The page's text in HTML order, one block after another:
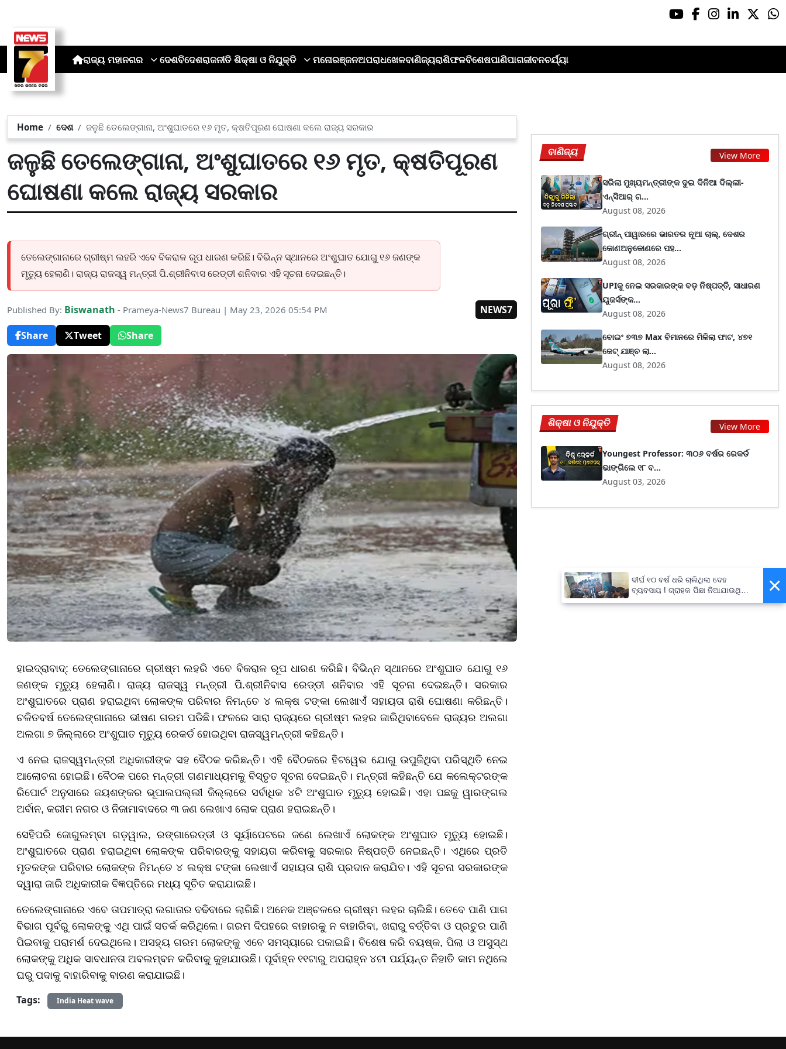
ରାଜ୍ୟ ମହାନଗର ଦେଶବିଦେଶରାଜନୀତି ଶିକ୍ଷା ଓ ନିଯୁକ୍ତି ମନୋରଞ୍ଜନଅପରାଧଖେଳବାଣିଜ୍ୟରାଶିଫଳବିଶେଷପାଣିପାଗଜୀବନଚର୍ଯ୍ୟା
Home ଦେଶ ଜଳୁଛି ତେଲେଙ୍ଗାନା, ଅଂଶୁଘାତରେ ୧୬ ମୃତ, କ୍ଷତିପୂରଣ ଘୋଷଣା କଲେ ରାଜ୍ୟ ସରକାର
ଜଳୁଛି ତେଲେଙ୍ଗାନା, ଅଂଶୁଘାତରେ ୧୬ ମୃତ, କ୍ଷତିପୂରଣ
ଘୋଷଣା କଲେ ରାଜ୍ୟ ସରକାର
ତେଲେଙ୍ଗାନାରେ ଗ୍ରୀଷ୍ମ ଲହରି ଏବେ ବିକରାଳ ରୂପ ଧାରଣ କରିଛି। ବିଭିନ୍ନ ସ୍ଥାନରେ ଅଂଶୁଘାତ ଯୋଗୁ ୧୬ ଜଣଙ୍କ
ମୃତ୍ୟୁ ହେଲାଣି। ରାଜ୍ୟ ରାଜସ୍ୱ ମନ୍ତ୍ରୀ ପି.ଶ୍ରୀନିବାସ ରେଡ୍ଡୀ ଶନିବାର ଏହି ସୂଚନା ଦେଇଛନ୍ତି।
Published By: Biswanath - Prameya-News7 Bureau | May 23, 2026 05:54 PM
NEWS7
Share
Tweet Share
ହାଇଦ୍ରାବାଦ୍: ତେଲେଙ୍ଗାନାରେ ଗ୍ରୀଷ୍ମ ଲହରି ଏବେ ବିକରାଳ ରୂପ ଧାରଣ କରିଛି। ବିଭିନ୍ନ ସ୍ଥାନରେ ଅଂଶୁଘାତ ଯୋଗୁ ୧୬
ଜଣଙ୍କ ମୃତ୍ୟୁ ହେଲାଣି। ରାଜ୍ୟ ରାଜସ୍ୱ ମନ୍ତ୍ରୀ ପି.ଶ୍ରୀନିବାସ ରେଡ୍ଡୀ ଶନିବାର ଏହି ସୂଚନା ଦେଇଛନ୍ତି। ସରକାର
ଅଂଶୁଘାତରେ ପ୍ରାଣ ହରାଇଥିବା ଲୋକଙ୍କ ପରିବାର ନିମନ୍ତେ ୪ ଲକ୍ଷ ଟଙ୍କା ଲେଖାଏଁ ସହାୟତା ରାଶି ଘୋଷଣା କରିଛନ୍ତି।
ଚଳିତବର୍ଷ ତେଲେଙ୍ଗାନାରେ ଭୀଷଣ ଗରମ ପଡିଛି। ଫଳରେ ସାରା ରାଜ୍ୟରେ ଗ୍ରୀଷ୍ମ ଲହର ଜାରିଥିବାବେଳେ ରାଜ୍ୟର ଅଲଗା
ଅଲଗା ୭ ଜିଲ୍ଲାରେ ଅଂଶୁଘାତ ମୃତ୍ୟୁ ରେକର୍ଡ ହୋଇଥିବା ରାଜସ୍ୱମନ୍ତ୍ରୀ କହିଛନ୍ତି।
ଏ ନେଇ ରାଜସ୍ୱମନ୍ତ୍ରୀ ଅଧିକାରୀଙ୍କ ସହ ବୈଠକ କରିଛନ୍ତି। ଏହି ବୈଠକରେ ହିଟୱେଭ ଯୋଗୁ ଉପୁଜିଥିବା ପରିସ୍ଥିତି ନେଇ
ଆଲୋଚନା ହୋଇଛି। ବୈଠକ ପରେ ମନ୍ତ୍ରୀ ଗଣମାଧ୍ୟମକୁ ବିସ୍ତୃତ ସୂଚନା ଦେଇଛନ୍ତି। ମନ୍ତ୍ରୀ କହିଛନ୍ତି ଯେ କଲେକ୍ଟରଙ୍କ
ରିପୋର୍ଟ ଅନୁସାରେ ଜୟଶଙ୍କର ଭୂପାଲପଲ୍ଲୀ ଜିଲ୍ଲାରେ ସର୍ବାଧିକ ୪ଟି ଅଂଶୁଘାତ ମୃତ୍ୟୁ ହୋଇଛି। ଏହା ପଛକୁ ୱାରଙ୍ଗଲ
ଅର୍ବାନ, କରୀମ ନଗର ଓ ନିଜାମାବାଦରେ ୩ ଜଣ ଲେଖାଏ ଲୋକ ପ୍ରାଣ ହରାଇଛନ୍ତି।
ସେହିପରି ଜୋଗୁଲମ୍ବା ଗଡ଼ୱାଲ, ରଙ୍ଗାରେଡ୍ଡୀ ଓ ସୂର୍ୟାପେଟରେ ଜଣେ ଲେଖାଏଁ ଲୋକଙ୍କ ଅଂଶୁଘାତ ମୃତ୍ୟୁ ହୋଇଛି।
ଅଂଶୁଘାତରେ ପ୍ରାଣ ହରାଇଥିବା ଲୋକଙ୍କ ପରିବାରଙ୍କୁ ସହାୟତା କରିବାକୁ ସରକାର ନିଷ୍ପତ୍ତି ନେଇଛନ୍ତି। ଏଥିରେ ପ୍ରତି
ମୃତକଙ୍କ ପରିବାର ଲୋକଙ୍କ ନିମନ୍ତେ ୪ ଲକ୍ଷ ଟଙ୍କା ଲେଖାଏଁ ସହାୟତା ରାଶି ପ୍ରଦାନ କରାଯିବ। ଏହି ସୂଚନା ସରକାରଙ୍କ
ଦ୍ୱାରା ଜାରି ଅଧିକାରୀକ ବିଜ୍ଞପ୍ତିରେ ମଧ୍ୟ ସୂଚିତ କରାଯାଇଛି।
ତେଲେଙ୍ଗାନାରେ ଏବେ ତାପମାତ୍ରା ଲଗାତାର ବଢିବାରେ ଲାଗିଛି। ଅନେକ ଅଞ୍ଚଳରେ ଗ୍ରୀଷ୍ମ ଲହର ଚାଲିଛି। ତେବେ ପାଣି ପାଗ
ବିଭାଗ ପୂର୍ବରୁ ଲୋକଙ୍କୁ ଏଥି ପାଇଁ ସତର୍କ କରିଥିଲେ। ଗରମ ଦିପହରେ ବାହାରକୁ ନ ବାହାରିବା, ଖରାରୁ ବର୍ତ୍ତିବା ଓ ପ୍ରଚୁର ପାଣି
ପିଇବାକୁ ପରାମର୍ଶ ଦେଇଥିଲେ। ଅସହ୍ୟ ଗରମ ଲୋକଙ୍କୁ ଏବେ ସମସ୍ୟାରେ ପକାଇଛି। ବିଶେଷ କରି ବୟଷ୍କ, ପିଲା ଓ ଅସୁସ୍ଥ
ଲୋକଙ୍କୁ ଅଧିକ ସାବଧାନତା ଅବଲମ୍ବନ କରିବାକୁ କୁହାଯାଉଛି। ପୂର୍ବାହ୍ନ ୧୧ଟାରୁ ଅପରାହ୍ନ ୪ଟା ପର୍ଯ୍ୟନ୍ତ ନିହାତି କାମ ନଥିଲେ
ଘରୁ ପଦାକୁ ବାହାରିବାକୁ ବାରଣ କରାଯାଇଛି।
Tags: India Heat wave
ବାଣିଜ୍ୟ View More
ସରିଲା ମୁଖ୍ୟମନ୍ତ୍ରୀଙ୍କ ଦୁଇ ଦିନିଆ ଦିଲ୍ଲୀ-
ଏନ୍‌ସିଆର୍ ଗ...
August 08, 2026
ଗ୍ରୀନ୍ ପାୱାରରେ ଭାରତର ନୂଆ ଚାଲ୍, ଦେଶର
କୋଣଅନୁକୋଣରେ ପହ...
August 08, 2026
UPIକୁ ନେଇ ସରକାରଙ୍କ ବଡ଼ ନିଷ୍ପତ୍ତି, ସାଧାରଣ
ୟୁଜର୍ସଙ୍କ...
August 08, 2026
ବୋଇଂ ୭୩୭ Max ବିମାନରେ ମିଳିଲା ଫାଟ, ୪୭୧
ଜେଟ୍ ଯାଞ୍ଚ ଲା...
August 08, 2026
ଶିକ୍ଷା ଓ ନିଯୁକ୍ତି View More
Youngest Professor: ୩୦୬ ବର୍ଷର ରେକର୍ଡ
ଭାଙ୍ଗିଲେ ୧୮ ବ...
August 03, 2026
×
ଦୀର୍ଘ ୧୦ ବର୍ଷ ଧରି ଚାଲିଥିଲା ଦେହ
ବ୍ୟବସାୟ ! ଗ୍ରାହକ ପିଛା ନିଆଯାଉଥିଲା